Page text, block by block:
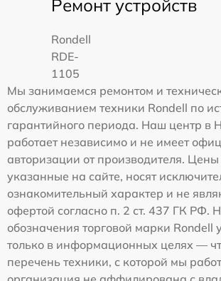
Ремонт устройств
Rondell
RDE-
1105
Мы занимаемся ремонтом и
обслуживанием техники Rondell по
гарантийного периода. Наш центр в
работает независимо и не имеет
авторизации от производителя.
указанные на сайте, носят
ознакомительный характер и не
офертой согласно п. 2 ст. 437 ГК РФ.
обозначения торговой марки Rondell
только в информационных целях —
перечень техники, с которой мы